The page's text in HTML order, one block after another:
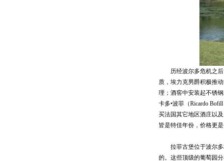
历经波尔多危机之后，
质，埃力克男爵积极推
理；酒窖中安装起不锈
卡多•波菲（Ricardo
买法国其它地区酒庄以
皆是特佳年份，价格更是
拉菲古堡位于波尔多
的。这些顶级的葡萄园